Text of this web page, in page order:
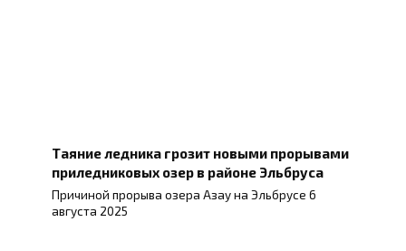
Таяние ледника грозит новыми прорывами
приледниковых озер в районе Эльбруса
Причиной прорыва озера Азау на Эльбрусе 6
августа 2025